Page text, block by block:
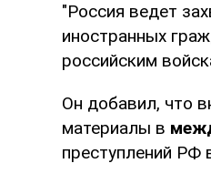
"Россия ведет
иностранных
российским
Он добавил, что
материалы в
преступлений РФ